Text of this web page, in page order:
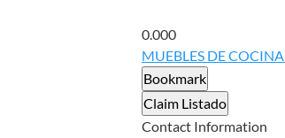
0.000
MUEBLES DE
Bookmark
Claim Listado
Contact Information